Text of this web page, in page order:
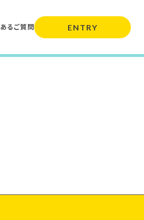
あるご質問 ENTRY